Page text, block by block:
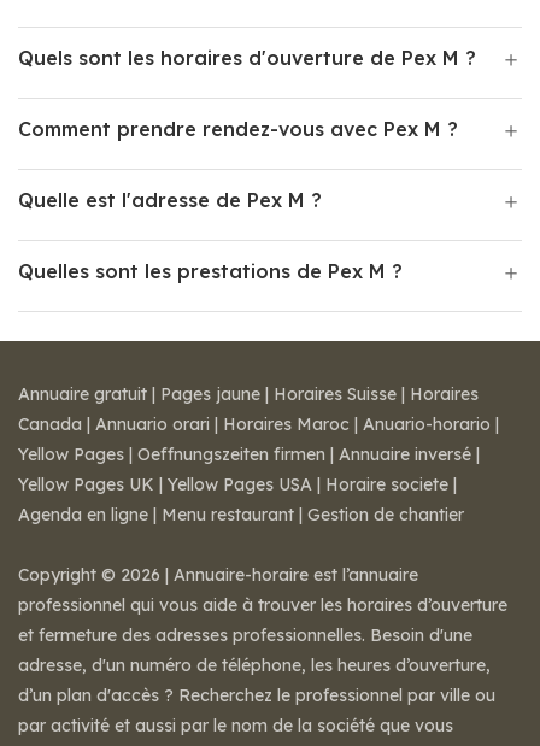
Quels sont les horaires d'ouverture de Pex M ?
Comment prendre rendez-vous avec Pex M ?
Quelle est l'adresse de Pex M ?
Quelles sont les prestations de Pex M ?
Annuaire gratuit | Pages jaune | Horaires Suisse | Horaires
Canada | Annuario orari | Horaires Maroc | Anuario-horario |
Yellow Pages | Oeffnungszeiten firmen | Annuaire inversé |
Yellow Pages UK | Yellow Pages USA | Horaire societe |
Agenda en ligne | Menu restaurant | Gestion de chantier
Copyright © 2026 | Annuaire-horaire est l’annuaire
professionnel qui vous aide à trouver les horaires d’ouverture
et fermeture des adresses professionnelles. Besoin d'une
adresse, d'un numéro de téléphone, les heures d’ouverture,
d’un plan d'accès ? Recherchez le professionnel par ville ou
par activité et aussi par le nom de la société que vous